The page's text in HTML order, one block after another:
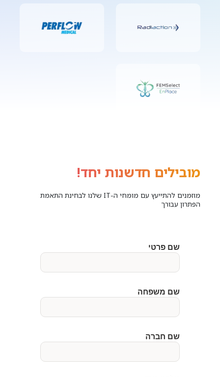
מובילים חדשנות יחד!
מוזמנים להתייעץ עם מומחי ה-IT שלנו לבחינת התאמת
הפתרון עבורך